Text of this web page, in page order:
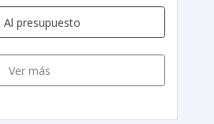
Al presupuesto
Ver más